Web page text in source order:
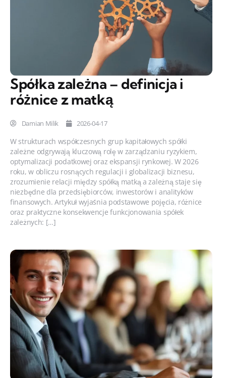
Spółka zależna – definicja i
różnice z matką
Damian Milik 2026-04-17
W strukturach współczesnych grup kapitałowych spółki
zależne odgrywają kluczową rolę w zarządzaniu ryzykiem,
optymalizacji podatkowej oraz ekspansji rynkowej. W 2026
roku, w obliczu rosnących regulacji i globalizacji biznesu,
zrozumienie relacji między spółką matką a zależną staje się
niezbędne dla przedsiębiorców, inwestorów i analityków
finansowych. Artykuł wyjaśnia podstawowe pojęcia, różnice
oraz praktyczne konsekwencje funkcjonowania spółek
zależnych: […]